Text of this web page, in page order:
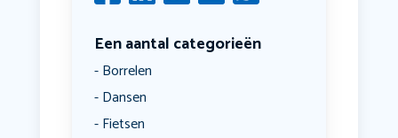
Een aantal categorieën
Borrelen
Dansen
Fietsen